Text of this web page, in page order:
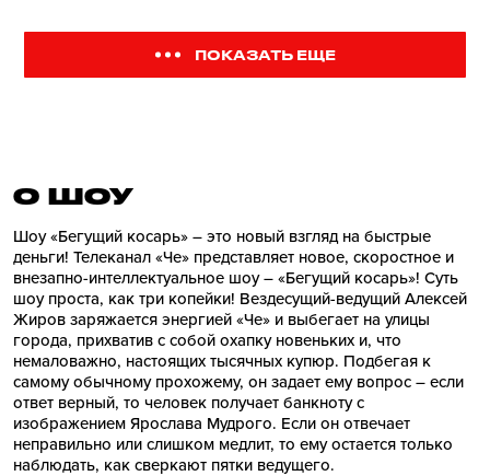
ПОКАЗАТЬ ЕЩЕ
О ШОУ
Шоу «Бегущий косарь» – это новый взгляд на быстрые
деньги! Телеканал «Че» представляет новое, скоростное и
внезапно-интеллектуальное шоу – «Бегущий косарь»! Суть
шоу проста, как три копейки! Вездесущий-ведущий Алексей
Жиров заряжается энергией «Че» и выбегает на улицы
города, прихватив с собой охапку новеньких и, что
немаловажно, настоящих тысячных купюр. Подбегая к
самому обычному прохожему, он задает ему вопрос – если
ответ верный, то человек получает банкноту с
изображением Ярослава Мудрого. Если он отвечает
неправильно или слишком медлит, то ему остается только
наблюдать, как сверкают пятки ведущего.